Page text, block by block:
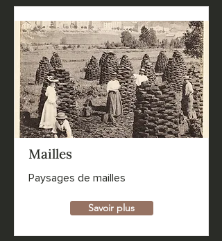
Mailles
Paysages de mailles
Savoir plus